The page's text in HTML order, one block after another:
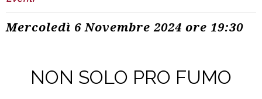
Mercoledì 6 Novembre 2024 ore 19:30
NON SOLO PRO FUMO